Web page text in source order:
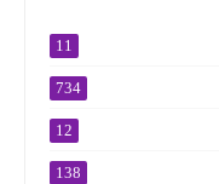
11
734
12
138